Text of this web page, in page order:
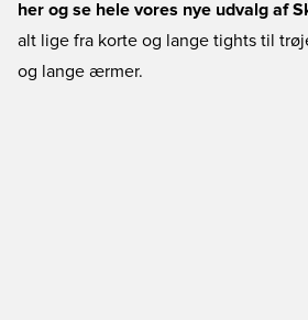
her og se hele vores nye udvalg af
alt lige fra korte og lange tights til
og lange ærmer.